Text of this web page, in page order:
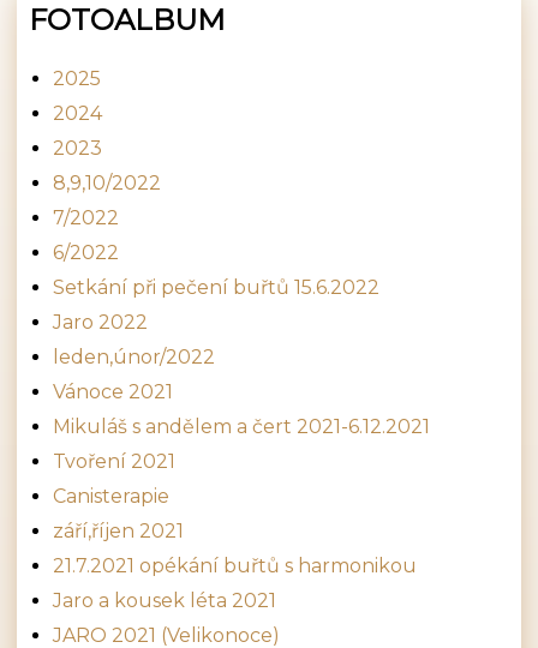
FOTOALBUM
2025
2024
2023
8,9,10/2022
7/2022
6/2022
Setkání při pečení buřtů 15.6.2022
Jaro 2022
leden,únor/2022
Vánoce 2021
Mikuláš s andělem a čert 2021-6.12.2021
Tvoření 2021
Canisterapie
září,říjen 2021
21.7.2021 opékání buřtů s harmonikou
Jaro a kousek léta 2021
JARO 2021 (Velikonoce)